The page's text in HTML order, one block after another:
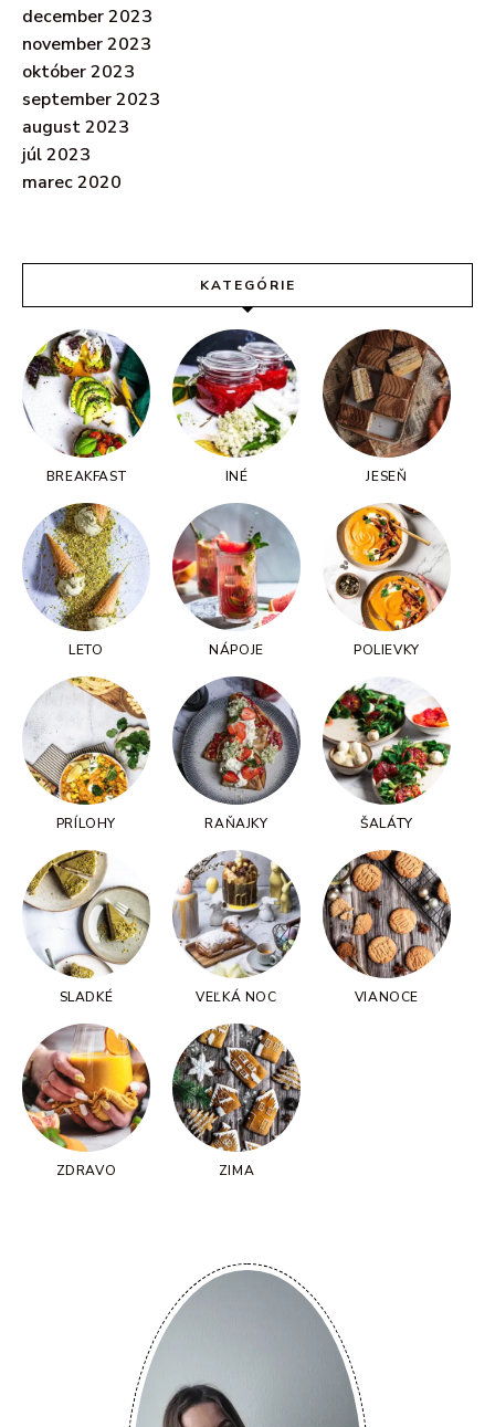
december 2023
november 2023
október 2023
september 2023
august 2023
júl 2023
marec 2020
KATEGÓRIE
BREAKFAST INÉ JESEŇ
LETO NÁPOJE POLIEVKY
PRÍLOHY RAŇAJKY ŠALÁTY
SLADKÉ VEĽKÁ NOC VIANOCE
ZDRAVO ZIMA